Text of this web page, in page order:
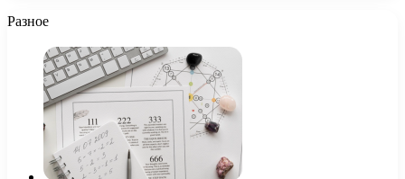
Разное